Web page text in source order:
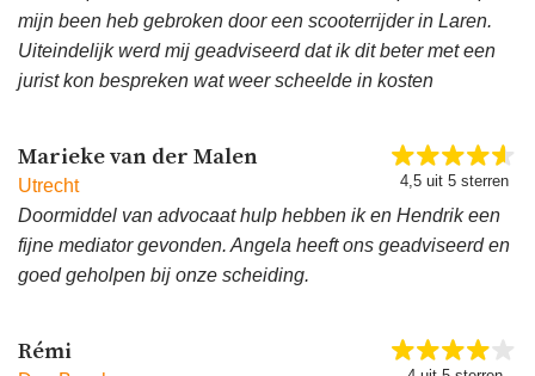
mijn been heb gebroken door een scooterrijder in Laren.
Uiteindelijk werd mij geadviseerd dat ik dit beter met een
jurist kon bespreken wat weer scheelde in kosten
Marieke van der Malen
Utrecht 4,5 uit 5 sterren
Doormiddel van advocaat hulp hebben ik en Hendrik een
fijne mediator gevonden. Angela heeft ons geadviseerd en
goed geholpen bij onze scheiding.
Rémi